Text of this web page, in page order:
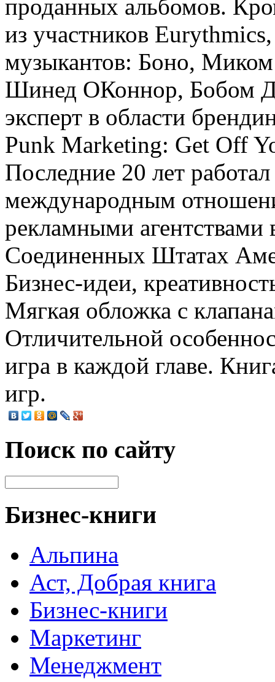
проданных альбомов.
из участников
музыкантов: Боно,
Шинед ОКоннор, Бобом
эксперт в области
Punk Marketing: Get Off
Последние 20 лет
международным
рекламными агентствами
Соединенных Штатах
Бизнес-идеи,
Мягкая обложка с
Отличительной
игра в каждой главе.
игр.
Поиск по сайту
Бизнес-книги
Альпина
Аст, Добрая книга
Бизнес-книги
Маркетинг
Менеджмент